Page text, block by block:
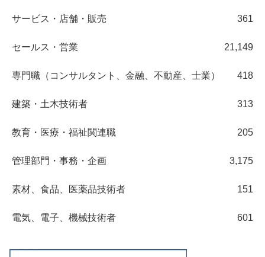
サービス・店舗・販売 361
セールス・営業 21,149
専門職（コンサルタント、金融、不動産、士業） 418
建築・土木技術者 313
教育・医療・福祉関連職 205
管理部門・事務・企画 3,175
素材、食品、医薬品技術者 151
電気、電子、機械技術者 601